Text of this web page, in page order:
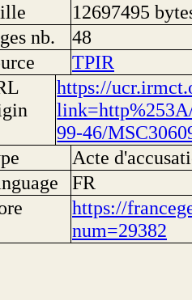
12697495
nb.
48
TPIR
https://
99-46/
Acte
FR
https://
num=29382